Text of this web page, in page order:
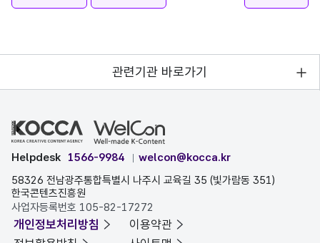
관련기관 바로가기
Helpdesk 1566-9984
welcon@kocca.kr
58326 전남광주통합특별시 나주시 교육길 35 (빛가람동 351)
한국콘텐츠진흥원
사업자등록번호 105-82-17272
개인정보처리방침
이용약관